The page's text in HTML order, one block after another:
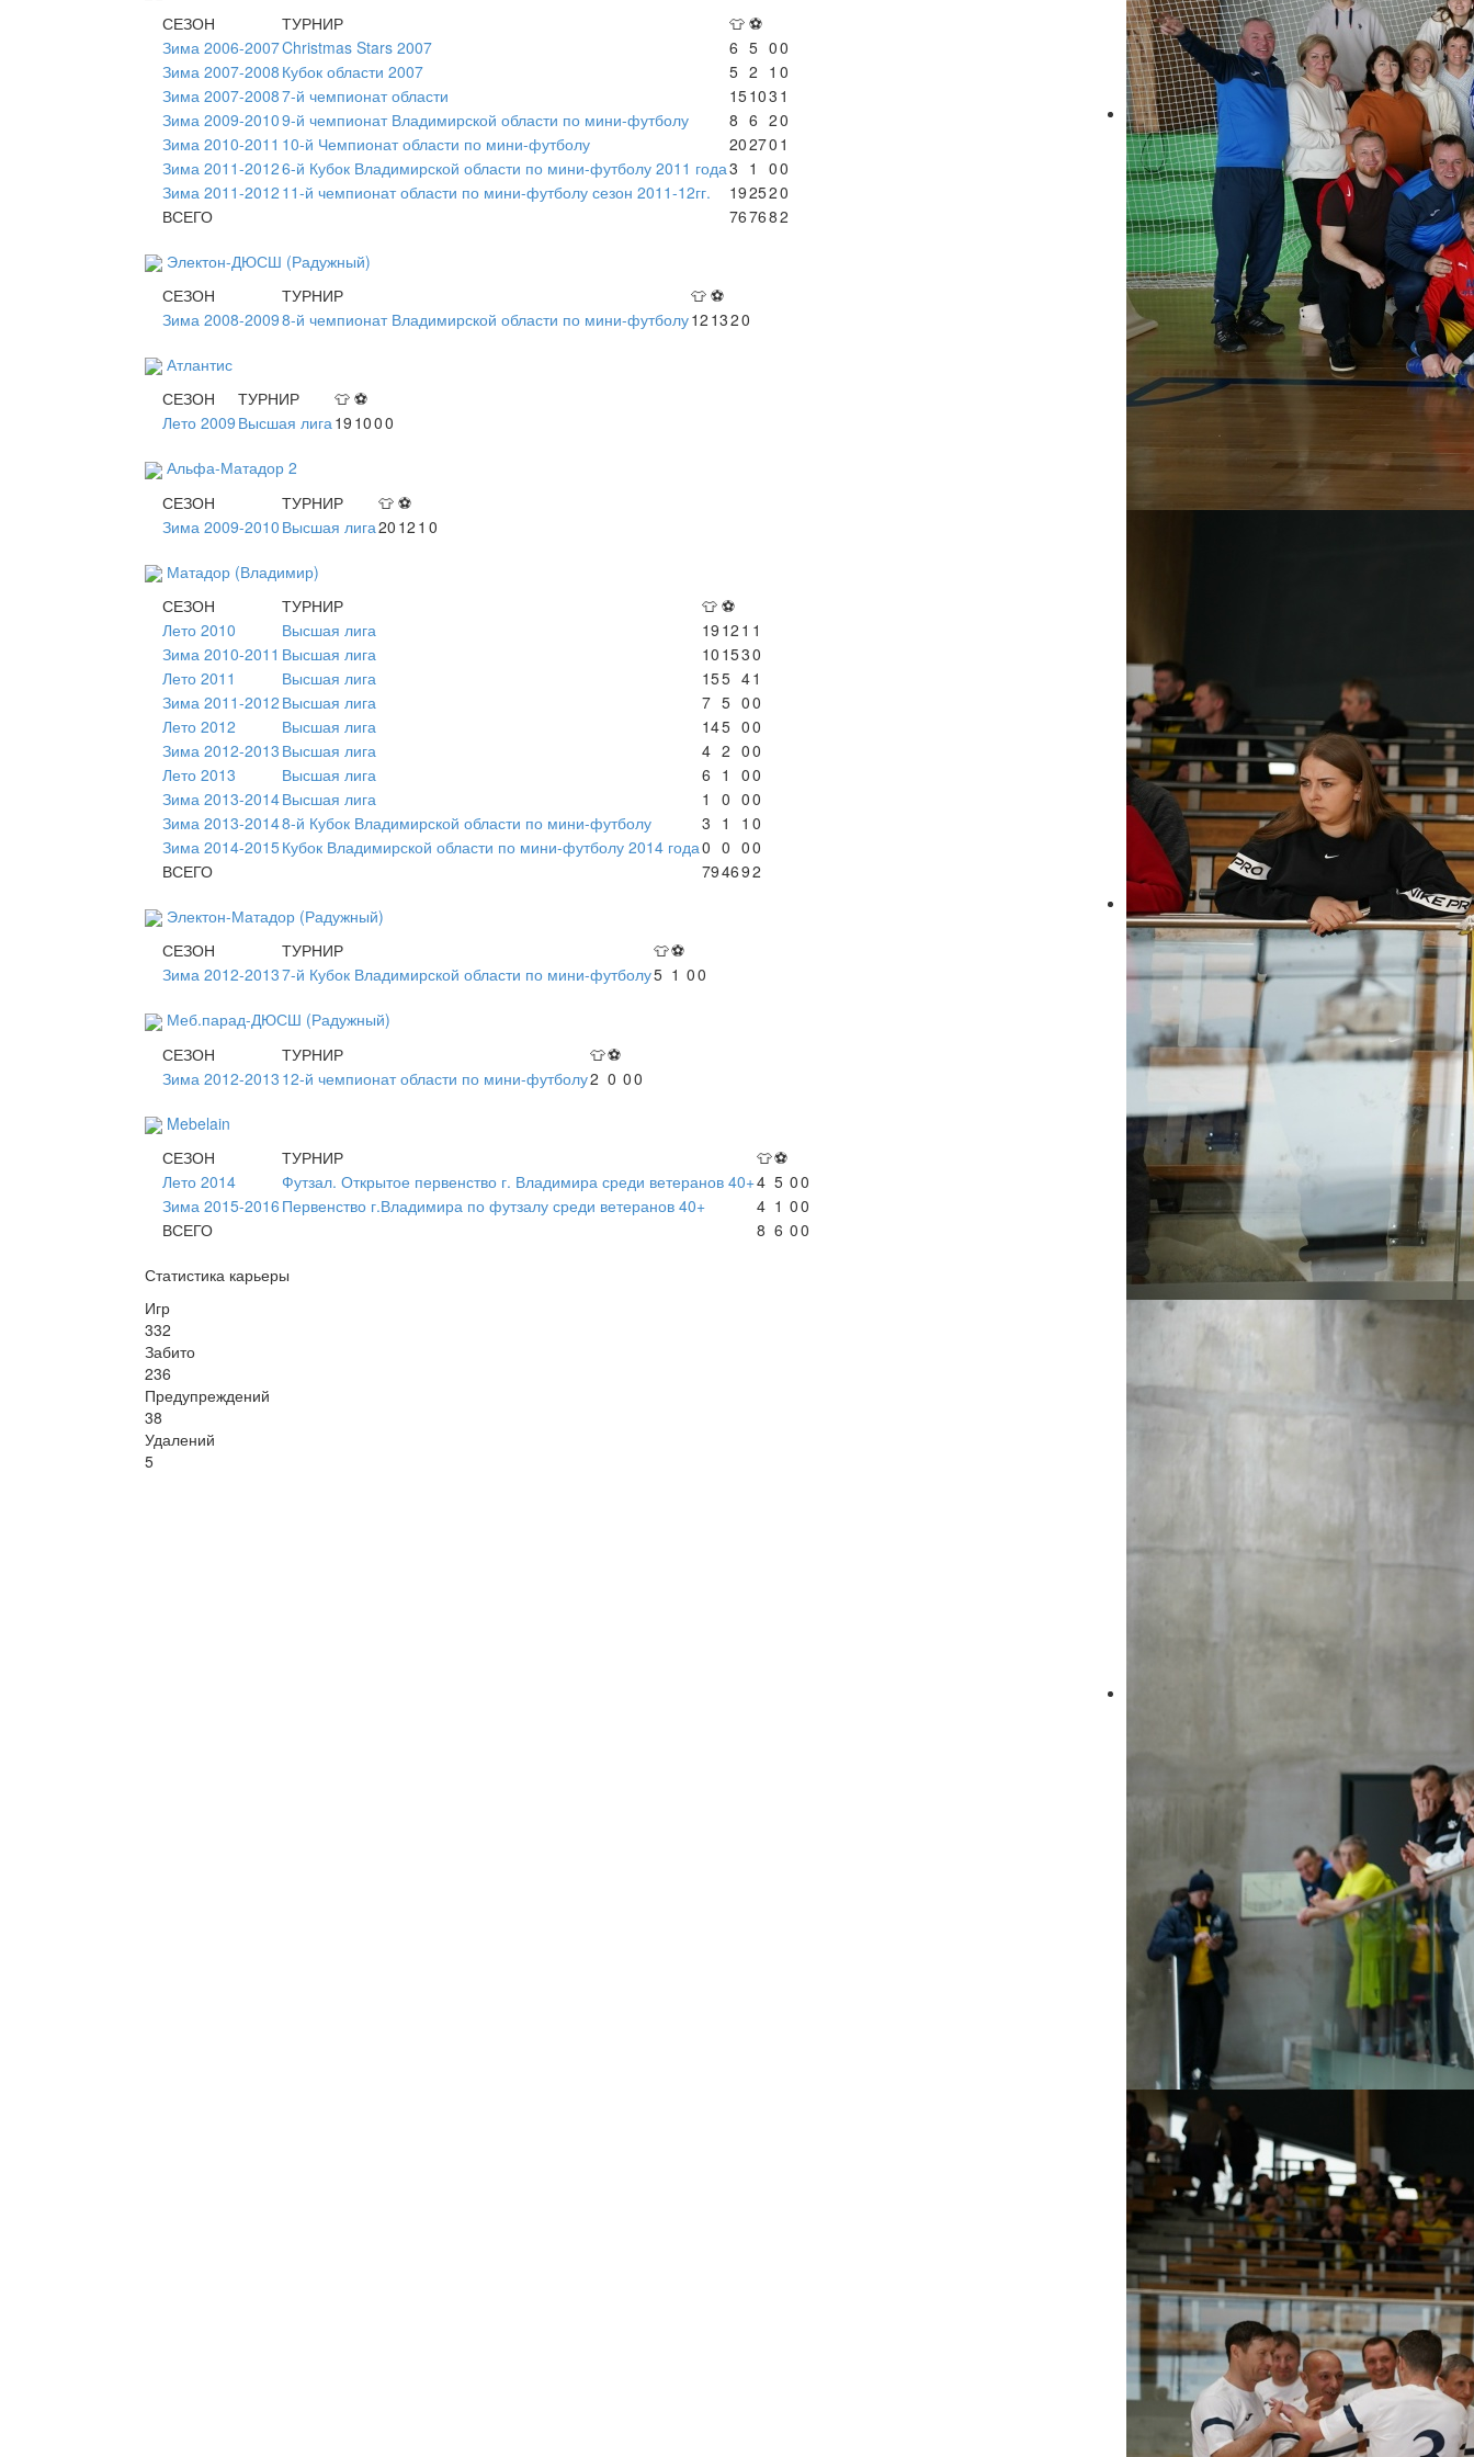
СЕЗОН
ТУРНИР 👕 ⚽
Зима 2006-2007Christmas Stars 2007 6 5 00
Зима 2007-2008 Кубок области 2007 5 2 1 0
Зима 2007-20087-й чемпионат области 15103 1
Зима 2009-20109-й чемпионат Владимирской области по мини-футболу 8 6 20
Зима 2010-2011 10-й Чемпионат области по мини-футболу 20270 1
Зима 2011-20126-й Кубок Владимирской области по мини-футболу 2011 года3 1 00
Зима 2011-2012 11-й чемпионат области по мини-футболу сезон 2011-12гг. 192520
ВСЕГО
767682
Электон-ДЮСШ (Радужный)
СЕЗОН
ТУРНИР 👕 ⚽
Зима 2008-20098-й чемпионат Владимирской области по мини-футболу12 1320
Атлантис
СЕЗОН
ТУРНИР 👕 ⚽
Лето 2009 Высшая лига19 1000
Альфа-Матадор 2
СЕЗОН
ТУРНИР 👕 ⚽
Зима 2009-2010 Высшая лига20 12 1 0
Матадор (Владимир)
СЕЗОН
ТУРНИР 👕 ⚽
Лето 2010
Высшая лига 19 12 1 1
Зима 2010-2011 Высшая лига 10 1530
Лето 2011
Высшая лига 155 41
Зима 2011-2012 Высшая лига 7 5 00
Лето 2012
Высшая лига 145 00
Зима 2012-2013 Высшая лига 4 2 00
Лето 2013
Высшая лига 6 1 00
Зима 2013-2014Высшая лига 1 0 00
Зима 2013-20148-й Кубок Владимирской области по мини-футболу 3 1 1 0
Зима 2014-2015Кубок Владимирской области по мини-футболу 2014 года0 0 00
ВСЕГО
794692
Электон-Матадор (Радужный)
СЕЗОН
ТУРНИР 👕⚽
Зима 2012-20137-й Кубок Владимирской области по мини-футболу5 1 00
Меб.парад-ДЮСШ (Радужный)
СЕЗОН
ТУРНИР 👕⚽
Зима 2012-2013 12-й чемпионат области по мини-футболу2 0 00
Mebelain
СЕЗОН
ТУРНИР 👕⚽
Лето 2014
Футзал. Открытое первенство г. Владимира среди ветеранов 40+4 5 00
Зима 2015-2016 Первенство г.Владимира по футзалу среди ветеранов 40+ 4 1 00
ВСЕГО
8 6 00
Статистика карьеры
Игр
332
Забито
236
Предупреждений
38
Удалений
5